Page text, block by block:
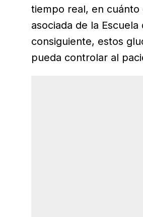
tiempo real, en cuánto
asociada de la
consiguiente, estos
pueda controlar al